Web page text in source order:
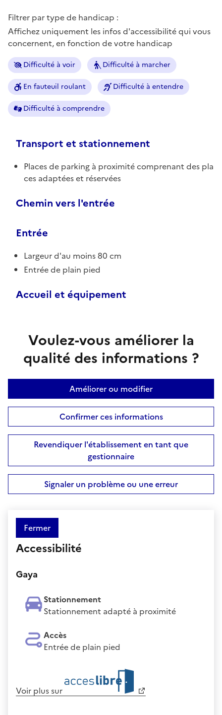
Filtrer par type de handicap :
Affichez uniquement les infos d'accessibilité qui vous
concernent, en fonction de votre handicap
Difficulté à voir Difficulté à marcher
En fauteuil roulant Difficulté à entendre
Difficulté à comprendre
Transport et stationnement
Places de parking à proximité comprenant des pla
ces adaptées et réservées
Chemin vers l'entrée
Entrée
Largeur d'au moins 80 cm
Entrée de plain pied
Accueil et équipement
Voulez-vous améliorer la
qualité des informations ?
Améliorer ou modifier
Confirmer ces informations
Revendiquer l'établissement en tant que
gestionnaire
Signaler un problème ou une erreur
Fermer
Accessibilité
Gaya
Stationnement
Stationnement adapté à proximité
Accès
Entrée de plain pied
Voir plus sur